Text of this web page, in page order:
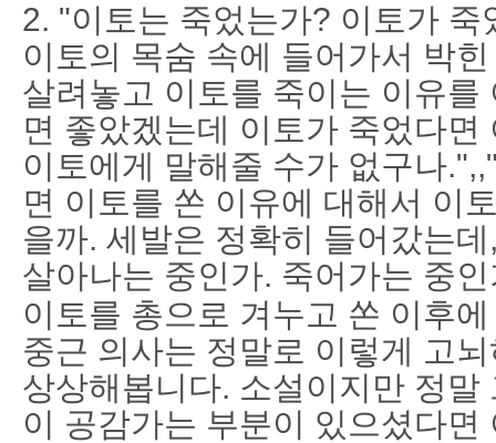
2. "이토는 죽었는가? 이토가 죽
이토의 목숨 속에 들어가서 박
살려놓고 이토를 죽이는 이유를
면 좋았겠는데 이토가 죽었다면
이토에게 말해줄 수가 없구나
면 이토를 쏜 이유에 대해서 이
을까. 세발은 정확히 들어갔는
살아나는 중인가. 죽어가는 중
이토를 총으로 겨누고 쏜 이후
중근 의사는 정말로 이렇게 고
상상해봅니다. 소설이지만 정말
이 공감가는 부분이 있으셨다면